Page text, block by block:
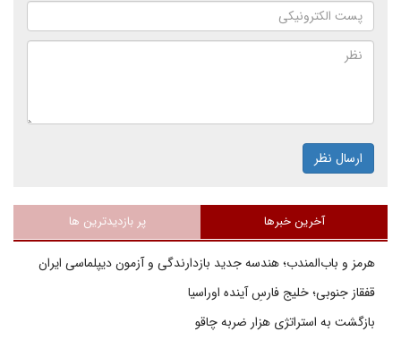
ارسال نظر
آخرین خبرها پر بازدیدترین ها
هرمز و باب‌المندب؛ هندسه جدید بازدارندگی و آزمون دیپلماسی ایران
قفقاز جنوبی؛ خلیج فارسِ آینده اوراسیا
بازگشت به استراتژی هزار ضربه چاقو